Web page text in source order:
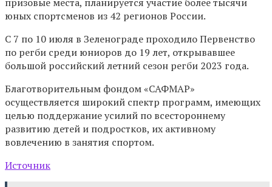
юных спортсменов из 42 регионов России.
С 7 по 10 июля в Зеленограде проходило Первенство
по регби среди юниоров до 19 лет, открывавшее
большой российский летний сезон регби 2023 года.
Благотворительным фондом «САФМАР»
осуществляется широкий спектр программ, имеющих
целью поддержание усилий по всестороннему
развитию детей и подростков, их активному
вовлечению в занятия спортом.
Источник